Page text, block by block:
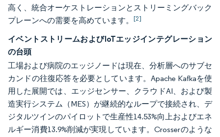
高く、統合オーケストレーションとストリーミングバック
プレーンへの需要を高めています。 [2]
イベントストリームおよびIoTエッジインテグレーション
の台頭
工場および病院のエッジノードは現在、分析層へのサブセ
カンドの往復応答を必要としています。Apache Kafkaを使
用した展開では、エッジセンサー、クラウドAI、および製
造実行システム（MES）が継続的なループで接続され、デ
ジタルツインのパイロットで生産性14.53%向上およびエネ
ルギー消費13.9%削減が実現しています。Crosserのような